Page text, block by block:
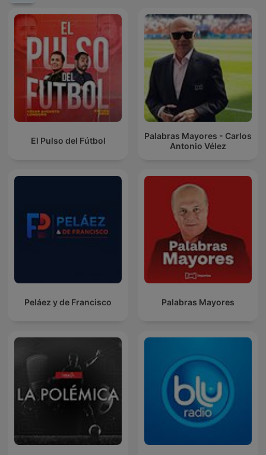
El Pulso del Fútbol
Palabras Mayores - Carlos
Antonio Vélez
Peláez y de Francisco Palabras Mayores